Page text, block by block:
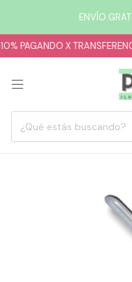
ENVÍO
X TRANSFERENCIA